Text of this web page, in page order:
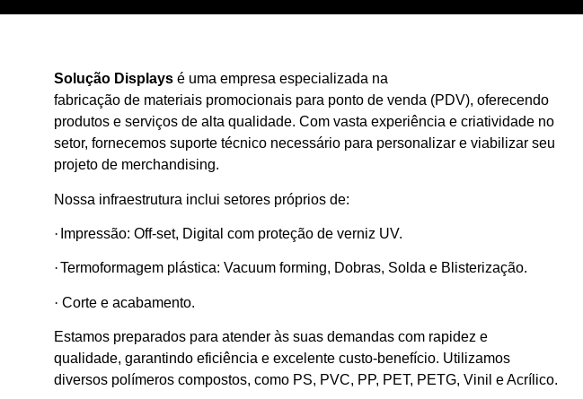
Solução Displays é uma empresa especializada na
fabricação de materiais promocionais para ponto de venda (PDV), oferecendo
produtos e serviços de alta qualidade. Com vasta experiência e criatividade no
setor, fornecemos suporte técnico necessário para personalizar e viabilizar seu
projeto de merchandising.
Nossa infraestrutura inclui setores próprios de:
· Impressão: Off-set, Digital com proteção de verniz UV.
·Termoformagem plástica: Vacuum forming, Dobras, Solda e Blisterização.
· Corte e acabamento.
Estamos preparados para atender às suas demandas com rapidez e
qualidade, garantindo eficiência e excelente custo-benefício. Utilizamos
diversos polímeros compostos, como PS, PVC, PP, PET, PETG, Vinil e Acrílico.